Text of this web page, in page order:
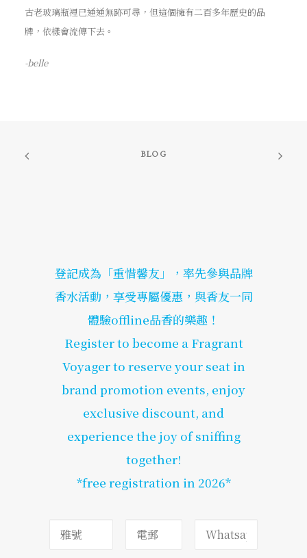
古老玻璃瓶裡已通通無跡可尋，但這個擁有二百多年歷史的品
牌，依樣會流傳下去。
-belle
BLOG
登記成為「重惜馨友」，率先參與品牌
香水活動，享受專屬優惠，與香友一同
體驗offline品香的樂趣！
Register to become a Fragrant
Voyager to reserve your seat in
brand promotion events, enjoy
exclusive discount, and
experience the joy of sniffing
together!
*free registration in 2026*